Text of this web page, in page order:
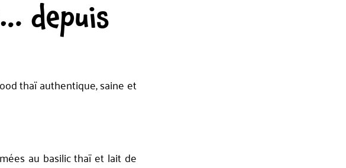
depuis
thaï authentique, saine et
au basilic thaï et lait de